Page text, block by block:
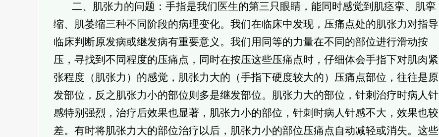
二、肌张力的问题：手指是我们医生的第三只眼睛，能同时感觉到肌痉挛、肌挛
缩、肌萎缩三种不同阶段的病理变化。我们在临床中发现，压痛点处的肌张力对指导
临床判断原发病或继发病有重要意义。我们用同等的力量在不同的部位进行滑动按
压，寻找到不同程度的压痛点，同时在按压这些压痛点时，仔细体会手指下对肌肉紧
张程度（肌张力）的感觉，肌张力大的（手指下硬度较大的）压痛点部位，往往是原
发部位，反之肌张力小的部位则多是继发部位。肌张力大的部位，针刺治疗时病人针
感特别强烈，治疗后效果也显著，肌张力小的部位，针刺时病人针感不大，效果也较
差。有时将肌张力大的部位治疗以后，肌张力小的部位压痛点自动减轻或消失。这些